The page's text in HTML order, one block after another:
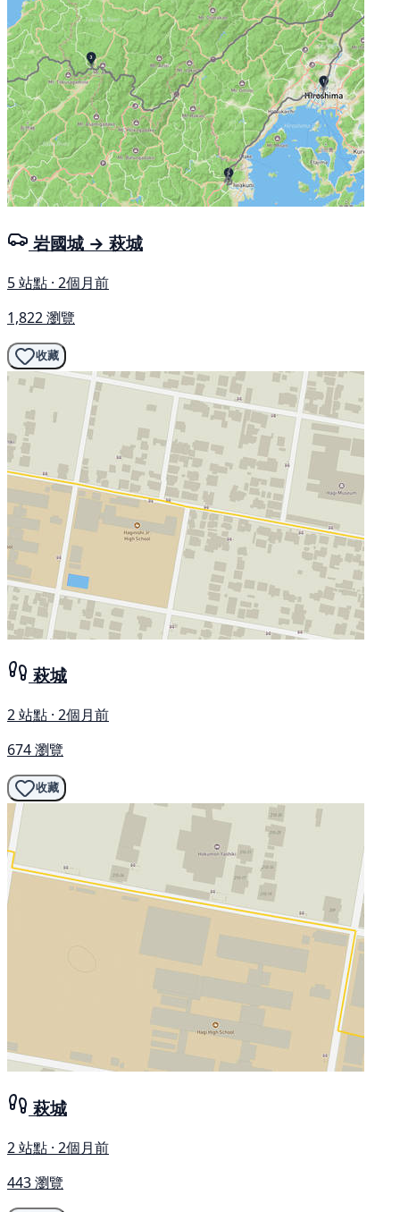
岩國城 → 萩城
5 站點 · 2個月前
1,822 瀏覽
收藏
萩城
2 站點 · 2個月前
674 瀏覽
收藏
萩城
2 站點 · 2個月前
443 瀏覽